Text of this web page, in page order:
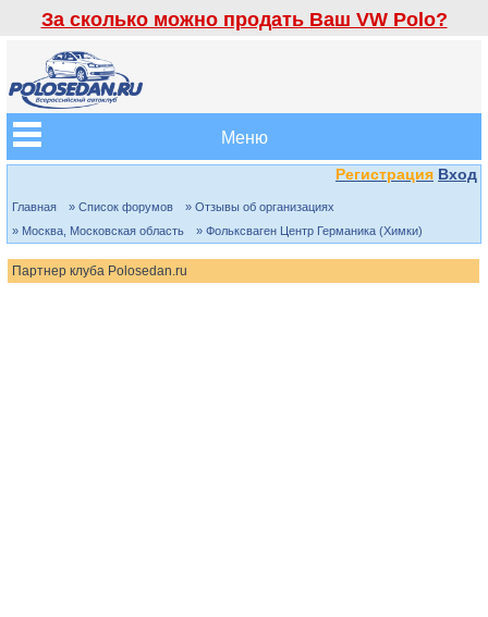
За сколько можно продать Ваш VW Polo?
Меню
Регистрация Вход
Главная » Список форумов
» Отзывы об организациях
» Москва, Московская область
» Фольксваген Центр Германика (Химки)
Партнер клуба Polosedan.ru